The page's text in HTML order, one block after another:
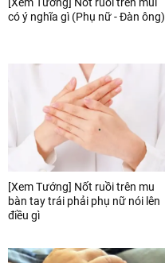
có ý nghĩa gì (Phụ nữ - Đàn ông)
[Xem Tướng] Nốt ruồi trên mu
bàn tay trái phải phụ nữ nói lên
điều gì